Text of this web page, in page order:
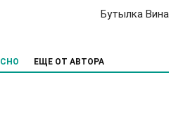
Бутылка Вина
ЕЩЕ ОТ АВТОРА